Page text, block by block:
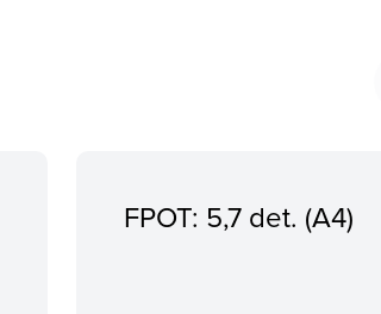
FPOT: 5,7 det. (A4)